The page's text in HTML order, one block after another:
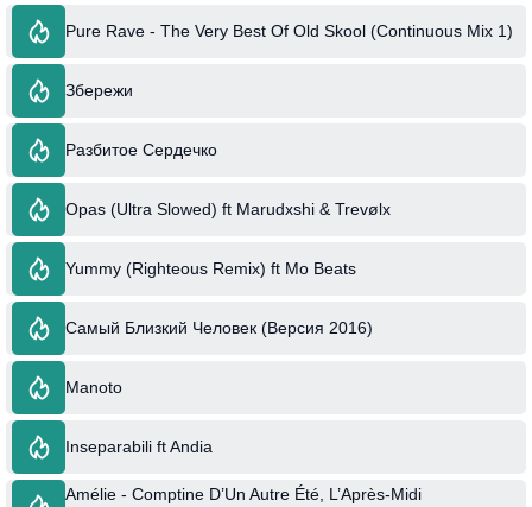
Pure Rave - The Very Best Of Old Skool (Continuous Mix 1)
Збережи
Разбитое Сердечко
Opas (Ultra Slowed) ft Marudxshi & Trevølx
Yummy (Righteous Remix) ft Mo Beats
Самый Близкий Человек (Версия 2016)
Manoto
Inseparabili ft Andia
Amélie - Comptine D’Un Autre Été, L’Après-Midi